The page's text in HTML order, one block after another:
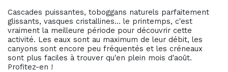
Cascades puissantes, toboggans naturels parfaitement
glissants, vasques cristallines… le printemps, c'est
vraiment la meilleure période pour découvrir cette
activité. Les eaux sont au maximum de leur débit, les
canyons sont encore peu fréquentés et les créneaux
sont plus faciles à trouver qu'en plein mois d'août.
Profitez-en !